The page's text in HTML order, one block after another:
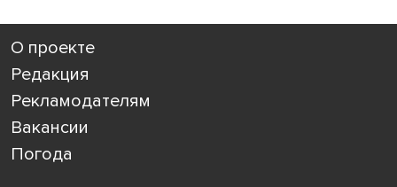
О проекте
Редакция
Рекламодателям
Вакансии
Погода